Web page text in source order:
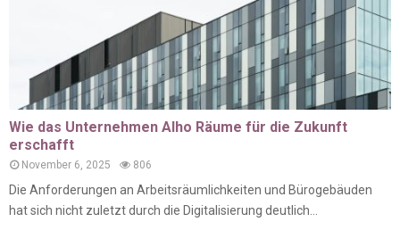
Wie das Unternehmen Alho Räume für die Zukunft
erschafft
November 6, 2025 806
Die Anforderungen an Arbeitsräumlichkeiten und Bürogebäuden
hat sich nicht zuletzt durch die Digitalisierung deutlich...